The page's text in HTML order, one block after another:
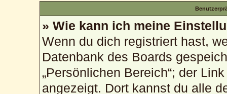
» Wie kann ich meine
Wenn du dich registriert hast,
Datenbank des Boards
„Persönlichen Bereich“; der
angezeigt. Dort kannst du alle